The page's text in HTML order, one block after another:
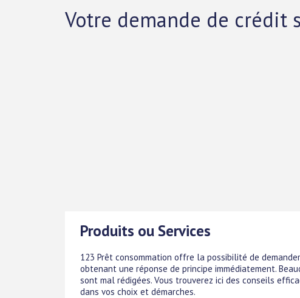
Votre demande de
Produits ou Services
123 Prêt consommation offre la possibilité de
obtenant une réponse de principe immédiatement.
sont mal rédigées. Vous trouverez ici des conseils
dans vos choix et démarches.